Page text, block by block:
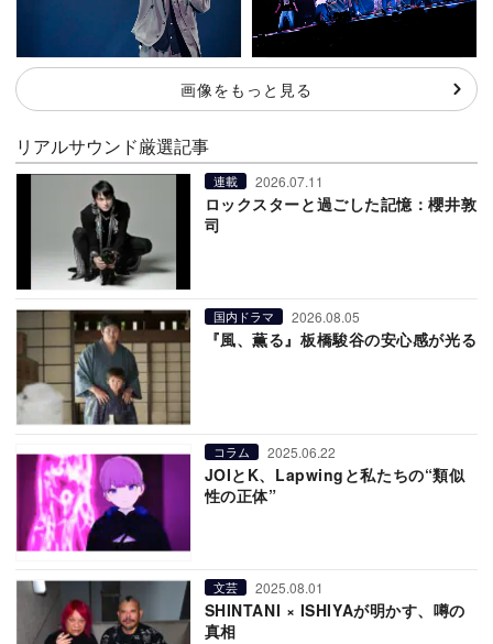
画像をもっと見る
リアルサウンド厳選記事
連載 2026.07.11
ロックスターと過ごした記憶：櫻井敦
司
国内ドラマ 2026.08.05
『風、薫る』板橋駿谷の安心感が光る
コラム 2025.06.22
JOIとK、Lapwingと私たちの“類似
性の正体”
文芸 2025.08.01
SHINTANI × ISHIYAが明かす、噂の
真相